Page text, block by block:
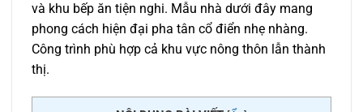
và khu bếp ăn tiện nghi. Mẫu nhà dưới đây mang
phong cách hiện đại pha tân cổ điển nhẹ nhàng.
Công trình phù hợp cả khu vực nông thôn lẫn thành
thị.